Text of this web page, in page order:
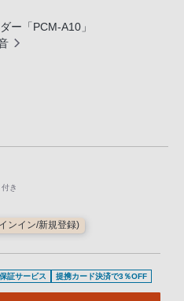
ー「PCM-A10」
付き
ンイン/新規登録)
証サービス 提携カード決済で3％OFF